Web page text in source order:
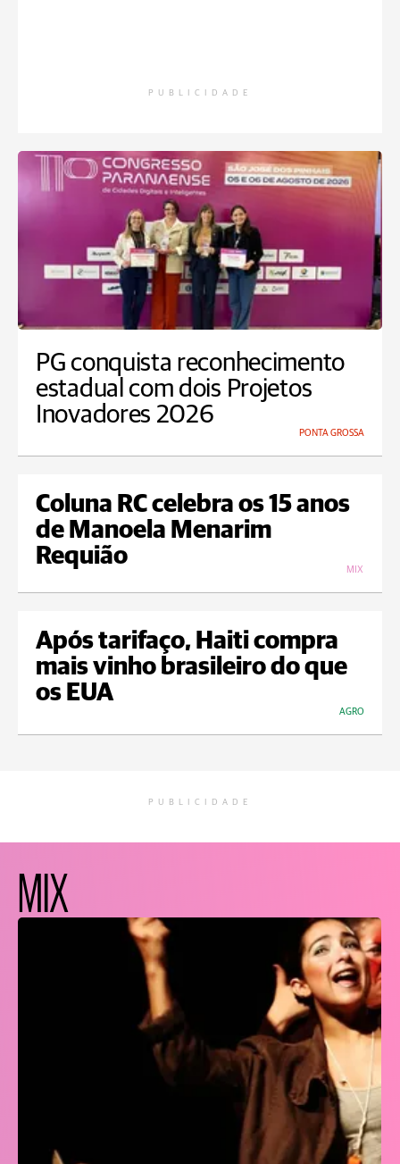
PUBLICIDADE
PG conquista reconhecimento
estadual com dois Projetos
Inovadores 2026
PONTA GROSSA
Coluna RC celebra os 15 anos
de Manoela Menarim
Requião
MIX
Após tarifaço, Haiti compra
mais vinho brasileiro do que
os EUA
AGRO
PUBLICIDADE
MIX